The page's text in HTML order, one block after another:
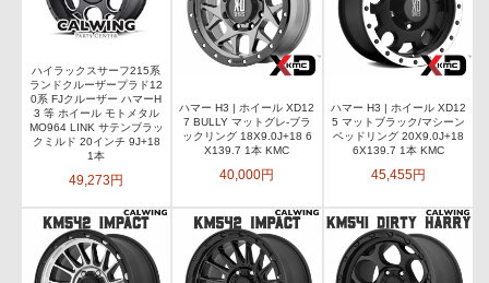
ハイラックスサーフ215系
ランドクルーザープラド12
0系 FJクルーザー ハマーH
3 等 ホイール モトメタル
MO964 LINK サテンブラッ
クミルド 20インチ 9J+18
1本
49,273円
ハマー H3 | ホイール XD12
7 BULLY マットグレ-ブラ
ックリング 18X9.0J+18 6
X139.7 1本 KMC
40,000円
ハマー H3 | ホイール XD12
5 マットブラック/マシーン
ベッドリング 20X9.0J+18
6X139.7 1本 KMC
45,455円